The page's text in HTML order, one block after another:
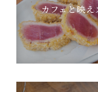
カフェと映